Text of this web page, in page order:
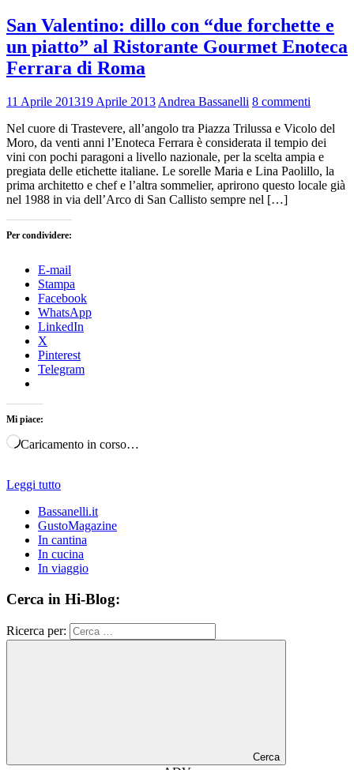
San Valentino: dillo con “due forchette e
un piatto” al Ristorante Gourmet Enoteca
Ferrara di Roma
11 Aprile 201319 Aprile 2013 Andrea Bassanelli 8 commenti
Nel cuore di Trastevere, all’angolo tra Piazza Trilussa e Vicolo del
Moro, da venti anni l’Enoteca Ferrara è considerata il tempio dei
vini con pochi paragoni a livello nazionale, per la scelta ampia e
pregiata delle etichette italiane. Le sorelle Maria e Lina Paolillo, la
prima architetto e chef e l’altra sommelier, aprirono questo locale già
nel 1988 in via dell’Arco di San Callisto sempre nel […]
Per condividere:
E-mail
Stampa
Facebook
WhatsApp
LinkedIn
X
Pinterest
Telegram
Mi piace:
Caricamento in corso…
Leggi tutto
Bassanelli.it
GustoMagazine
In cantina
In cucina
In viaggio
Cerca in Hi-Blog:
Ricerca per:
Cerca